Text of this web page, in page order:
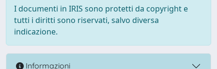
I documenti in IRIS sono protetti da copyright e
tutti i diritti sono riservati, salvo diversa
indicazione.
Informazioni